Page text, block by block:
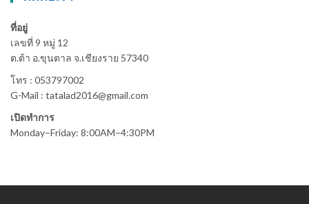
ที่อยู่
เลขที่ 9 หมู่ 12
ต.ต้า อ.ขุนตาล จ.เชียงราย 57340
โทร : 053797002
G-Mail : tatalad2016@gmail.com
เปิดทำการ
Monday–Friday: 8:00AM–4:30PM